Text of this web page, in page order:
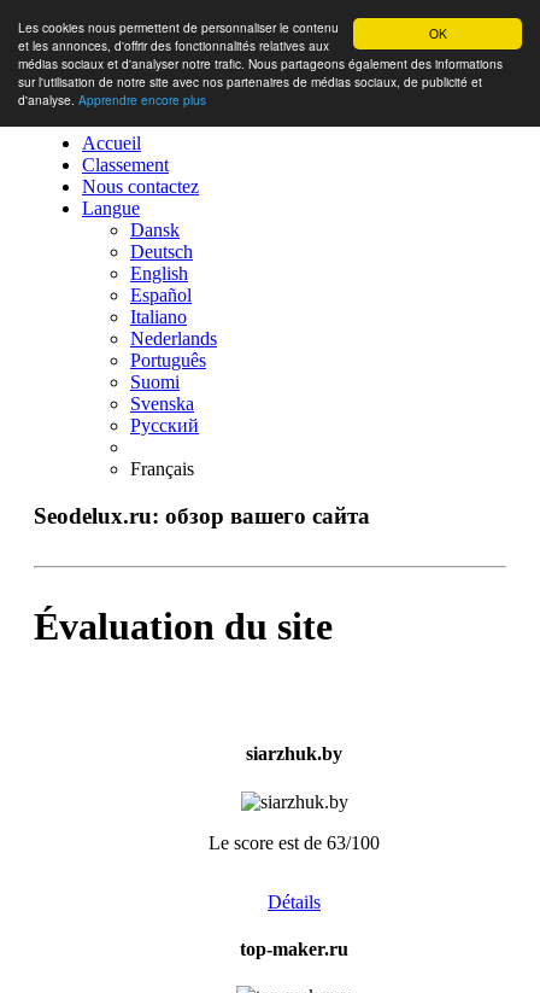
OK
Les cookies nous permettent de personnaliser le contenu
et les annonces, d'offrir des fonctionnalités relatives aux
médias sociaux et d'analyser notre trafic. Nous partageons également des informations
sur l'utilisation de notre site avec nos partenaires de médias sociaux, de publicité et
d'analyse. Apprendre encore plus
Accueil
Classement
Nous contactez
Langue
Dansk
Deutsch
English
Español
Italiano
Nederlands
Português
Suomi
Svenska
Русский
Français
Seodelux.ru: обзор вашего сайта
Évaluation du site
siarzhuk.by
Le score est de 63/100
Détails
top-maker.ru